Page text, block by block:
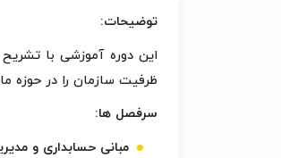
‌توضیحات:
این دوره آموزشی با
ظرفیت سازمان را در حوزه
سرفصل ها:
مبانی حسابداری و